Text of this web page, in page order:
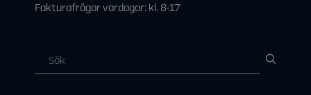
Fakturafrågor vardagar: kl. 8-17